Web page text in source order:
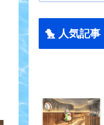
🐤 人気記事